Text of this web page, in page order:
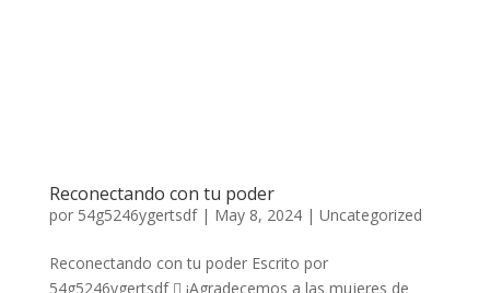
Reconectando con tu poder
por 54g5246ygertsdf| May 8, 2024| Uncategorized
Reconectando con tu poder Escrito por
54g5246ygertsdf  ¡Agradecemos a las mujeres de